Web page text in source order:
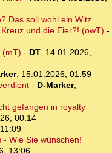
Das soll wohl ein Witz
und die Eier?! (owT) -
(mT) - DT, 14.01.2026,
, 15.01.2026, 01:59
- D-Marker,
gefangen in royalty
00:14
Wie Sie wünschen!
13:06